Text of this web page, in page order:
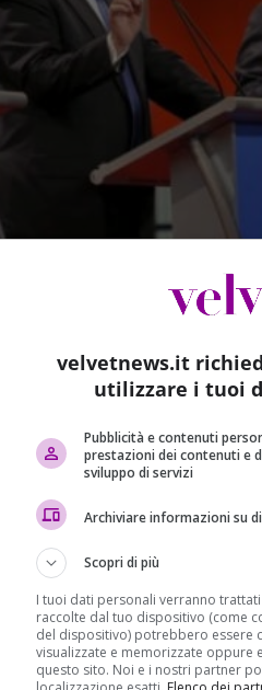
Uniti proseguono le
Italia che negli Stati Uniti.
velvetnews.it
utilizzare i tuoi
Pubblicità e contenuti
prestazioni dei contenuti e
sviluppo di servizi
Archiviare informazioni su
Scopri di più
I tuoi dati personali verranno
raccolte dal tuo dispositivo (come
del dispositivo) potrebbero essere
visualizzate e memorizzate oppure
questo sito. Noi e i nostri partner